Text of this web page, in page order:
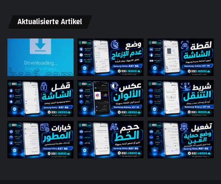
Aktualisierte Artikel